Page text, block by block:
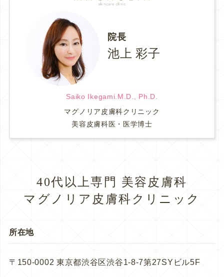
院長
池上 彩子
Saiko Ikegami.M.D., Ph.D.
マグノリア皮膚科クリニック
美容皮膚科医・医学博士
40代以上専門 美容皮膚科
マグノリア皮膚科クリニック
所在地
〒150-0002 東京都渋谷区渋谷1-8-7第27SYビル5F